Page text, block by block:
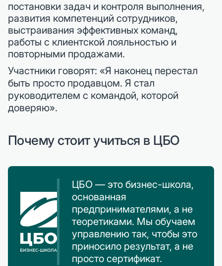
постановки задач и контроля выполнения,
развития компетенций сотрудников,
выстраивания эффективных команд,
работы с клиентской лояльностью и
повторными продажами.
Участники говорят: «Я наконец перестал
быть просто продавцом. Я стал
руководителем с командой, которой
доверяю».
Почему стоит учиться в ЦБО
ЦБО — это бизнес-школа,
основанная
предпринимателями, а не
теоретиками. Мы обучаем
управлению так, чтобы это
приносило результат, а не
просто сертификат.